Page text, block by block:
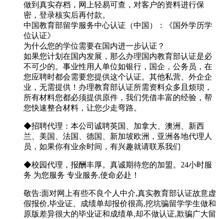
做到真实存档，网上轻易可查，对客户的资料进行保
密，登录核实后再付款。
中国教育部留学服务中心认证（中国）：《国外学历学
位认证》
为什么您的学位需要在国内进一步认证？
如果您计划在国内发展，那么办理国内教育部认证是必
不可少的。事业性用人单位如银行，国企，公务员，在
您应聘时都会需要您提供这个认证。其他私营、外企企
业，无需提供！办理教育部认证所需资料众多且烦琐，
所有材料您都必须提供原件，我们凭借丰富的经验，帮
您快速整合材料，让您少走弯路。
◆招聘代理：本公司诚聘英国、加拿大、澳洲、新西
兰、美国、法国、德国、新加坡欧洲，亚洲各地代理人
员，如果你有业余时间，有兴趣就请联系我们
◆校园代理，报酬丰厚。真诚期待您的加盟。24小时服
务 为您服务 专业服务,使命必赴！
敬告:面对网上有些不良个人中介,真实教育部认证故意虚
假报价,毕业证、成绩单却报价很高,挖坑骗留学学生做和
原版差异很大的毕业证和成绩单,却不做认证,欺骗广大留